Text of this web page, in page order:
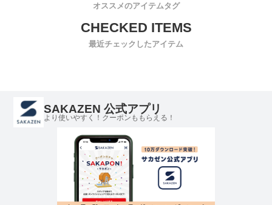
オススメのアイテムタグ
最近チェックしたアイテム
SAKAZEN 公式アプリ
より使いやすく！クーポンももらえる！